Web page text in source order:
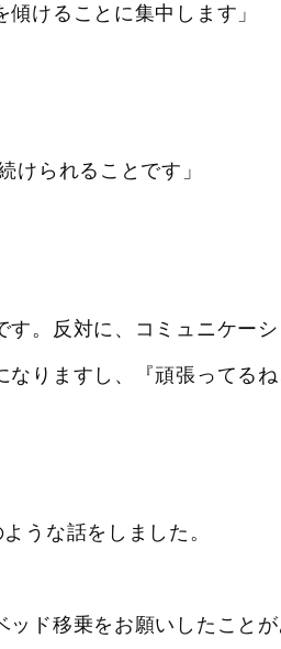
けることに集中します」
けられることです」
す。反対に、コミュニケー
りますし、『頑張ってるね
うな話をしました。
ッド移乗をお願いしたこと